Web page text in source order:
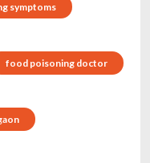
symptoms
food poisoning doctor